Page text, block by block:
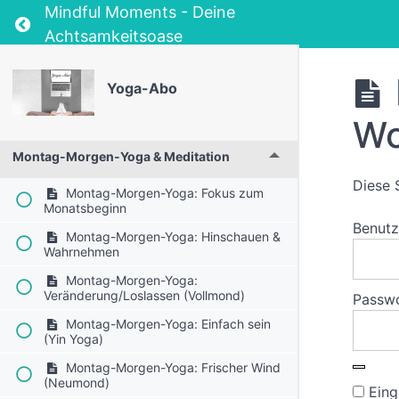
Return to course: Yoga-Abo
Mindful Moments - Deine
Achtsamkeitsoase
Yoga-Abo
Montag-Morgen-Yoga & Meditation
Montag-Morgen-Yoga: Fokus zum
Monatsbeginn
Montag-Morgen-Yoga: Hinschauen &
Wahrnehmen
Montag-Morgen-Yoga:
Veränderung/Loslassen (Vollmond)
Montag-Morgen-Yoga: Einfach sein
(Yin Yoga)
Montag-Morgen-Yoga: Frischer Wind
(Neumond)
Diese